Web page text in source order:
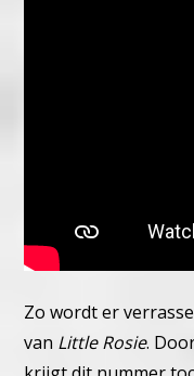
Zo wordt er
van Little Rosie.